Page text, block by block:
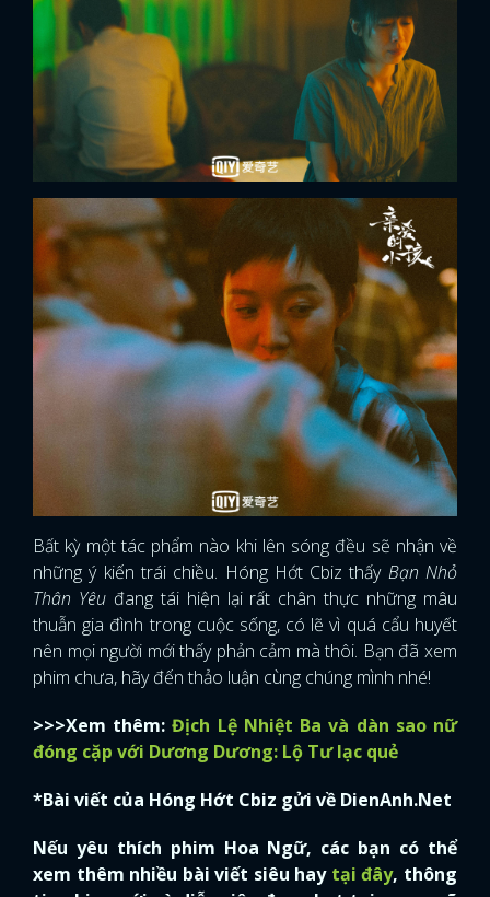
Bất kỳ một tác phẩm nào khi lên sóng đều sẽ nhận về
những ý kiến trái chiều. Hóng Hớt Cbiz thấy Bạn Nhỏ
Thân Yêuđang tái hiện lại rất chân thực những mâu
thuẫn gia đình trong cuộc sống, có lẽ vì quá cẩu huyết
nên mọi người mới thấy phản cảm mà thôi. Bạn đã xem
phim chưa, hãy đến thảo luận cùng chúng mình nhé!
>>>Xem thêm:Địch Lệ Nhiệt Ba và dàn sao nữ
đóng cặp với Dương Dương: Lộ Tư lạc quẻ
*Bài viết của Hóng Hớt Cbiz gửi về DienAnh.Net
Nếu yêu thích phim Hoa Ngữ, các bạn có thể
xem thêm nhiều bài viết siêu hay tại đây, thông